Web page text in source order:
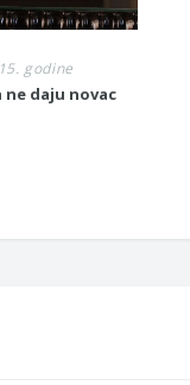
godine
ne daju novac